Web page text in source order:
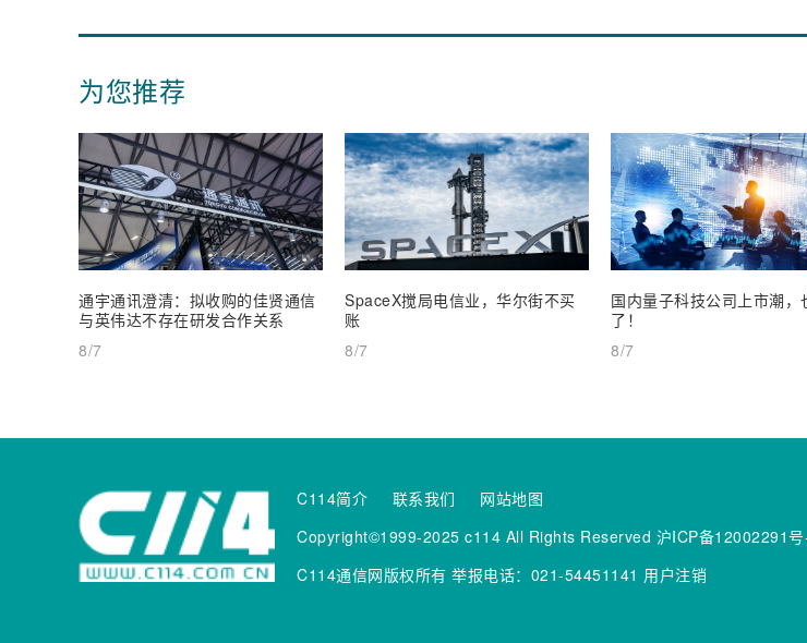
为您推荐
通宇通讯澄清：拟收购的佳贤通信
与英伟达不存在研发合作关系
8/7
SpaceX搅局电信业，华尔街不买
账
8/7
国内量子科技公司上市潮，
了！
8/7
C114简介 联系我们
网站地图
Copyright©1999-2025 c114 All Rights Reserved 沪ICP备12002291
C114通信网版权所有 举报电话：021-54451141 用户注销